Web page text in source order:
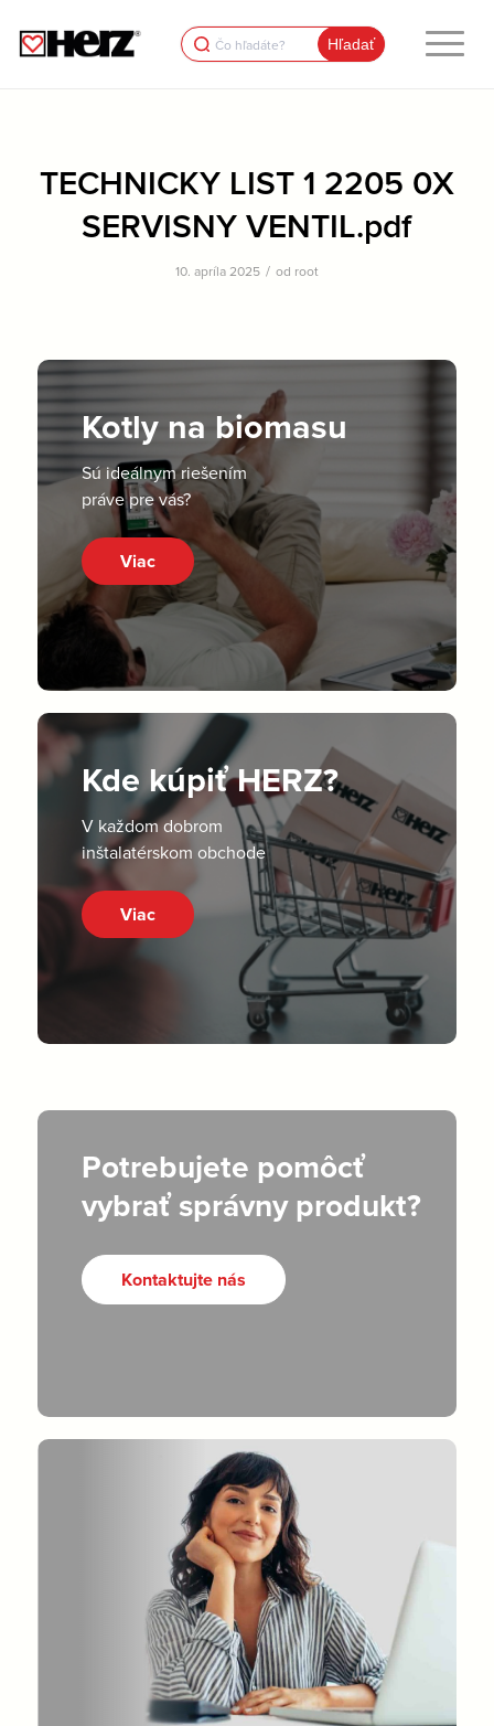
Search
for:
TECHNICKY LIST 1 2205 0X
SERVISNY VENTIL.pdf
10. apríla 2025 / od root
Kotly na biomasu
Sú ideálnym riešením
práve pre vás?
Viac
Kde kúpiť HERZ?
V každom dobrom
inštalatérskom obchode
Viac
Potrebujete pomôcť
vybrať správny produkt?
Kontaktujte nás